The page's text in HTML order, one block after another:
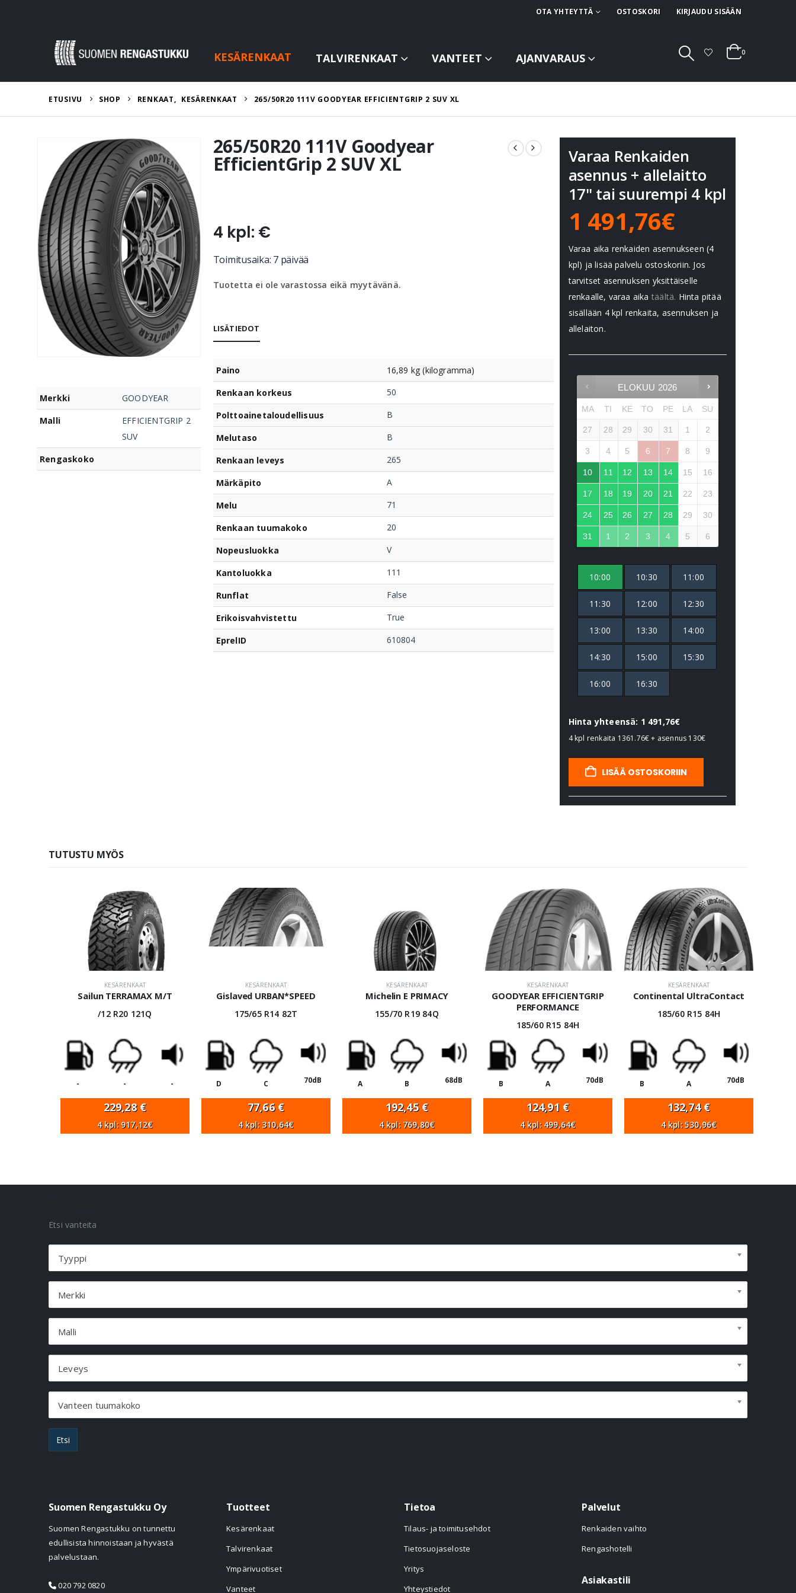
OTA YHTEYTTÄ OSTOSKORI KIRJAUDU SISÄÄN
KESÄRENKAAT TALVIRENKAAT VANTEET AJANVARAUS 0
ETUSIVU SHOP RENKAAT, KESÄRENKAAT 265/50R20 111V GOODYEAR EFFICIENTGRIP 2 SUV XL
Merkki
GOODYEAR
Malli
EFFICIENTGRIP 2
SUV
Rengaskoko
265/50R20 111V Goodyear
EfficientGrip 2 SUV XL
4 kpl: €
Toimitusaika: 7 päivää
Tuotetta ei ole varastossa eikä myytävänä.
LISÄTIEDOT
Paino
16,89 kg (kilogramma)
Renkaan korkeus
50
Polttoainetaloudellisuus B
Melutaso B
Renkaan leveys 265
Märkäpito A
Melu 71
Renkaan tuumakoko 20
Nopeusluokka V
Kantoluokka 111
Runflat False
Erikoisvahvistettu True
EprelID 610804
Varaa Renkaiden
asennus + allelaitto
17" tai suurempi 4 kpl
1 491,76€
Varaa aika renkaiden asennukseen (4
kpl) ja lisää palvelu ostoskoriin. Jos
tarvitset asennuksen yksittäiselle
renkaalle, varaa aika täältä. Hinta pitää
sisällään 4 kpl renkaita, asennuksen ja
allelaiton.
ELOKUU 2026
MA TI KE TO PE LA SU
27 28 29 30 31 1 2
3 4 5 6 7 8 9
10 11 12 13 14 15 16
17 18 19 20 21 22 23
24 25 26 27 28 29 30
31 1 2 3 4 5 6
10:00 10:30 11:00
11:30 12:00 12:30
13:00 13:30 14:00
14:30 15:00 15:30
16:00 16:30
Hinta yhteensä: 1 491,76€
4 kpl renkaita 1361.76€+ asennus 130€
LISÄÄ OSTOSKORIIN
TUTUSTU MYÖS
KESÄRENKAAT
Sailun TERRAMAX M/T
/12 R20 121Q
- - -
229,28 €
4 kpl: 917,12€
KESÄRENKAAT
Gislaved URBAN*SPEED
175/65 R14 82T
D C 70dB
77,66 €
4 kpl: 310,64€
KESÄRENKAAT
Michelin E PRIMACY
155/70 R19 84Q
A B 68dB
192,45 €
4 kpl: 769,80€
KESÄRENKAAT
GOODYEAR EFFICIENTGRIP
PERFORMANCE
185/60 R15 84H
B A 70dB
124,91 €
4 kpl: 499,64€
KESÄRENKAAT
Continental UltraContact
185/60 R15 84H
B A 70dB
132,74€
4 kpl: 530,96€
Etsi vanteita
Tyyppi
Merkki
Malli
Leveys
Vanteen tuumakoko
Etsi
Suomen Rengastukku Oy
Suomen Rengastukku on tunnettu
edullisista hinnoistaan ja hyvästä
palvelustaan.
020 792 0820
Tuotteet
Kesärenkaat
Talvirenkaat
Ympärivuotiset
Vanteet
Tietoa
Tilaus- ja toimitusehdot
Tietosuojaseloste
Yritys
Yhteystiedot
Palvelut
Renkaiden vaihto
Rengashotelli
Asiakastili